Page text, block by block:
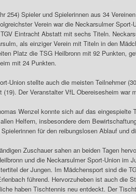
254) Spieler und Spielerinnen aus 34
Verein war die Neckarsulmer
Eintracht Abstatt mit sechs Titeln.
als einziger Verein mit Titeln in den
Platz die TSG Heilbronn mit 92 Punkten,
mit 24 Punkten.
Union stellte auch die meisten Teilnehmer
Der Veranstalter VfL Obereisesheim war
Wenzel konnte sich auf das eingespielte
Helfern, insbesondere dem
für den reibungslosen Ablauf und
Zuschauer sahen an beiden Tagen
und die Neckarsulmer Sport-Union im
der Jungen. Im Mädchensport sind die
führend. Hervorzuheben ist auch die
haben Tischtennis neu entdeckt. Der